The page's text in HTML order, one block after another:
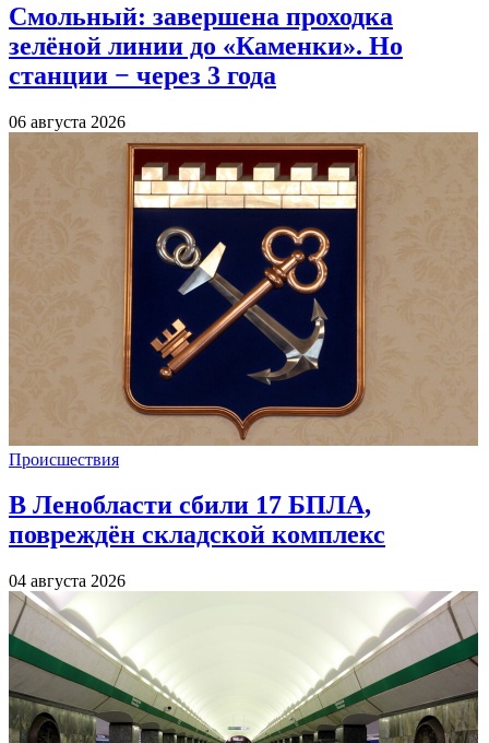
Смольный: завершена проходка
зелёной линии до «Каменки». Но
станции − через 3 года
06 августа 2026
Происшествия
В Ленобласти сбили 17 БПЛА,
повреждён складской комплекс
04 августа 2026